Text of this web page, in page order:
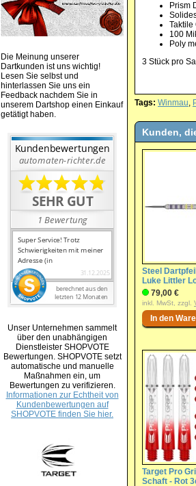
Die Meinung unserer
Dartkunden ist uns wichtig!
Lesen Sie selbst und
hinterlassen Sie uns ein
Feedback nachdem Sie in
unserem Dartshop einen Einkauf
getätigt haben.
Unser Unternehmen sammelt
über den unabhängigen
Dienstleister SHOPVOTE
Bewertungen. SHOPVOTE setzt
automatische und manuelle
Maßnahmen ein, um
Bewertungen zu verifizieren.
Informationen zur Echtheit von
Kundenbewertungen auf
SHOPVOTE finden Sie hier.
Prism
Taktile
100
Poly
3 Stück pro
Tags: Winmau,
Kunden,
Steel
Luke Littler
79,00 €
inkl. MwSt, zzgl.
Target Pro
Schaft - Rot